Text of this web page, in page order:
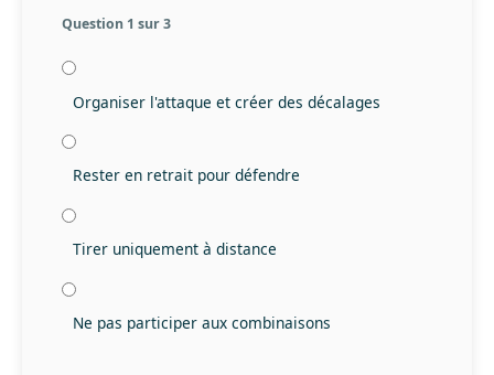
Question 1 sur 3
Organiser l'attaque et créer des décalages
Rester en retrait pour défendre
Tirer uniquement à distance
Ne pas participer aux combinaisons